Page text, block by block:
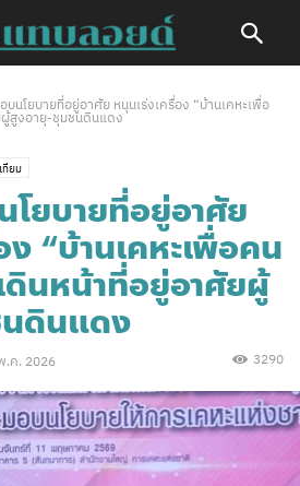
บนโยบายที่อยู่อาศัย หนุนเร่งเครื่อง “บ้านเคหะเพื่อ
สูงอายุ-ชุมชนดินแดง
ทียม
ยบายที่อยู่อาศัย
ง “บ้านเคหะเพื่อคน
ดินหน้าที่อยู่อาศัยผู้
ดินแดง
.ค. 2026 3290